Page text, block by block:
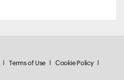
Terms of Use Cookie Policy